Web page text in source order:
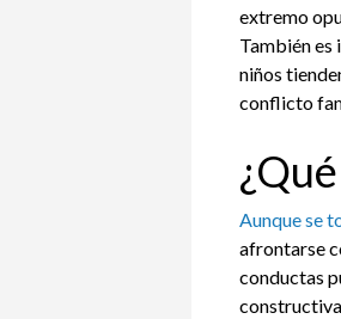
extremo
También es
niños
conflicto
Aunque se
afrontarse
conductas
constructiva